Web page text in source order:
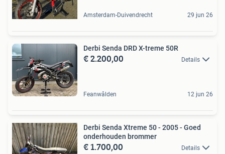
Amsterdam-Duivendrecht 29 jun 26
Derbi Senda DRD X-treme 50R
€ 2.200,00 Details
Feanwâlden 12 jun 26
Derbi Senda Xtreme 50 - 2005 - Goed
onderhouden brommer
€ 1.700,00 Details